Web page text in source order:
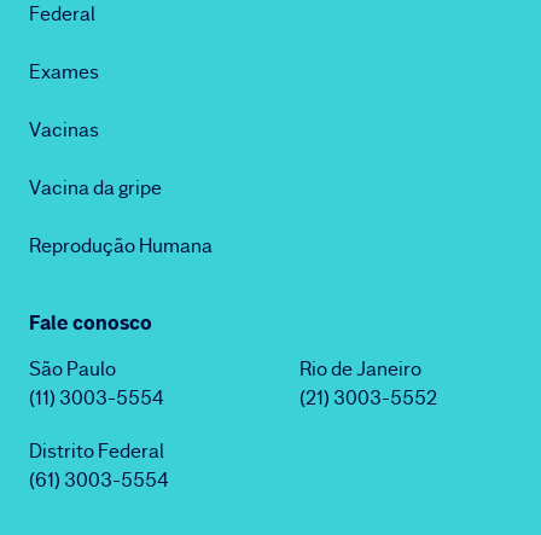
Federal
Exames
Vacinas
Vacina da gripe
Reprodução Humana
Fale conosco
São Paulo
(11) 3003-5554
Rio de Janeiro
(21) 3003-5552
Distrito Federal
(61) 3003-5554